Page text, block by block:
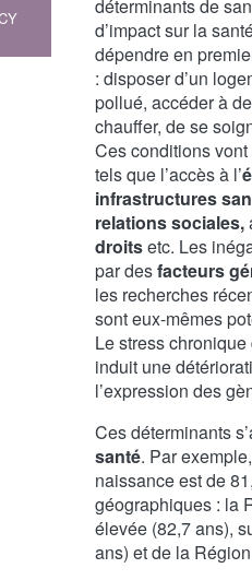
déterminants de
d’impact sur la
dépendre en
: disposer d’un
pollué, accéder à
chauffer, de se
Ces conditions
tels que l’accès à l’
infrastructures
relations sociales,
droitsetc. Les
par desfacteurs
les recherches
sont eux-mêmes
Le stress
induit une
l’expression des
Ces déterminants
santé. Par
naissance est de
géographiques : la
élevée (82,7 ans),
ans) et de la